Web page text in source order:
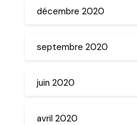
décembre 2020
septembre 2020
juin 2020
avril 2020